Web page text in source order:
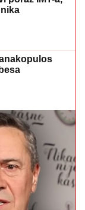
GLEDALACA
da me
Nakon
horor,
ste"
I TARU I
oglasila zbog
- posle